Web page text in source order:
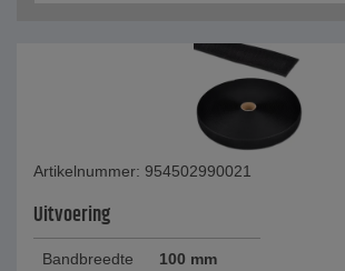
Artikelnummer: 954502990021
Uitvoering
Bandbreedte 100 mm